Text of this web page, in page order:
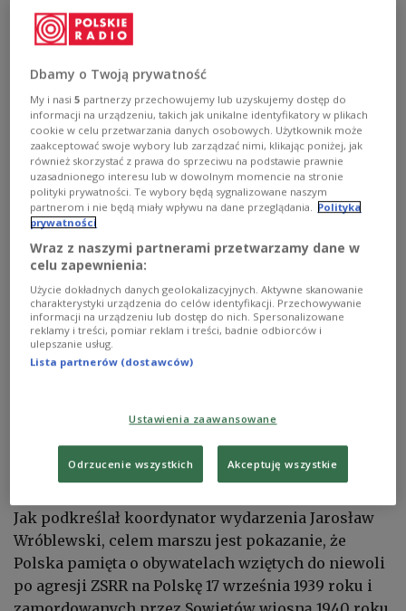
Marsz miał charakter milczący i symboliczny.
Trasa prowadziła przez Trakt Królewski, plac
Zamkowy, okolice placu Krasińskich i dalej w
kierunku Pomnika Poległym i Pomordowanym na
Wschodzie przy ulicy Muranowskiej, gdzie
przewidziano także postoje związane z
odczytywaniem obozowych listów do rodzin,
nazwisk pomordowanych oficerów oraz
wspomnieniem zamordowanych duchownych.
Właśnie te elementy od lat nadają Katyńskiemu
Marszowi Cieni szczególny wymiar — nie jest to
forma przywracania imion, głosów i pamięci tym,
z historii.
Jak podkreślał koordynator wydarzenia Jarosław
Wróblewski, celem marszu jest pokazanie, że
Polska pamięta o obywatelach wziętych do niewoli
po agresji ZSRR na Polskę 17 września 1939 roku i
Dbamy o Twoją prywatność
My i nasi5 partnerzy przechowujemy lub uzyskujemy dostęp do
informacji na urządzeniu, takich jak unikalne identyfikatory w plikach
cookie w celu przetwarzania danych osobowych. Użytkownik może
zaakceptować swoje wybory lub zarządzać nimi, klikając poniżej, jak
również skorzystać z prawa do sprzeciwu na podstawie prawnie
uzasadnionego interesu lub w dowolnym momencie na stronie
polityki prywatności. Te wybory będą sygnalizowane naszym
partnerom i nie będą miały wpływu na dane przeglądania. Polityka
prywatności
Wraz z naszymi partnerami przetwarzamy dane w
celu zapewnienia:
Użycie dokładnych danych geolokalizacyjnych. Aktywne skanowanie
charakterystyki urządzenia do celów identyfikacji. Przechowywanie
informacji na urządzeniu lub dostęp do nich. Spersonalizowane
reklamy i treści, pomiar reklam i treści, badnie odbiorców i
ulepszanie usług.
Lista partnerów (dostawców)
Ustawienia zaawansowane
Odrzucenie wszystkich Akceptuję wszystkie